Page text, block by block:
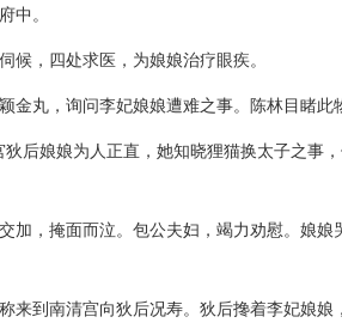
中。
候，四处求医，为娘娘治疗眼疾。
丸，询问李妃娘娘遭难之事。陈林目睹此
后娘娘为人正直，她知晓狸猫换太子之事
加，掩面而泣。包公夫妇，竭力劝慰。娘娘
来到南清宫向狄后况寿。狄后搀着李妃娘娘